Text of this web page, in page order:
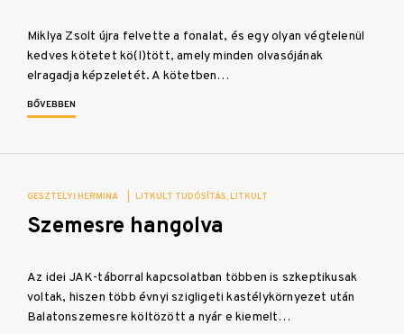
Miklya Zsolt újra felvette a fonalat, és egy olyan végtelenül
kedves kötetet kö(l)tött, amely minden olvasójának
elragadja képzeletét. A kötetben…
BŐVEBBEN
GESZTELYI HERMINA LITKULT TUDÓSÍTÁS LITKULT
Szemesre hangolva
Az idei JAK-táborral kapcsolatban többen is szkeptikusak
voltak, hiszen több évnyi szigligeti kastélykörnyezet után
Balatonszemesre költözött a nyár e kiemelt…